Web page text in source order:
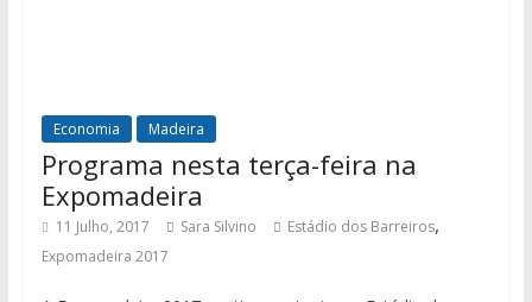
Economia Madeira
Programa nesta terça-feira na
Expomadeira
11 Julho, 2017 Sara Silvino Estádio dos Barreiros,
Expomadeira 2017